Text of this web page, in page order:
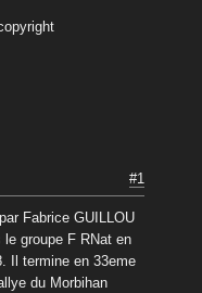
#1
Fabrice GUILLOU
groupe F RNat en
Il termine en 33eme
du Morbihan